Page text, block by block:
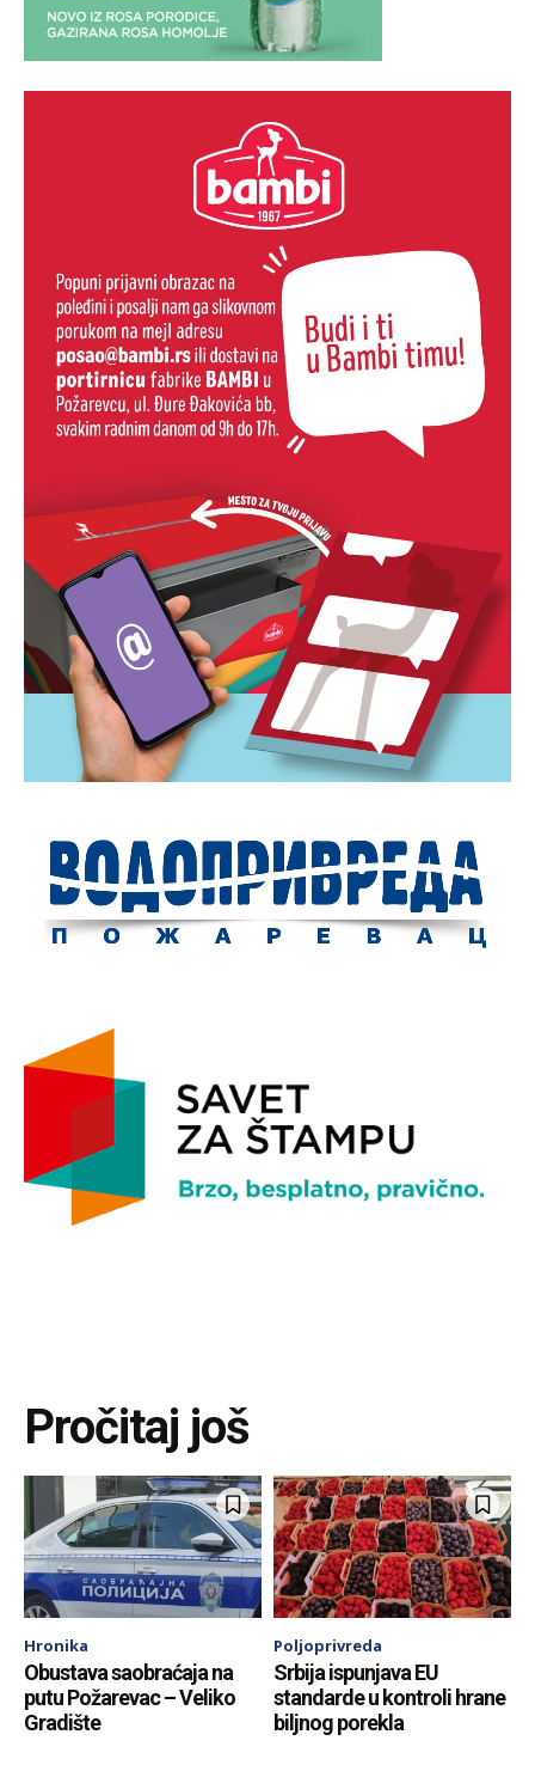
Pročitaj još
Hronika
Obustava saobraćaja na
putu Požarevac – Veliko
Gradište
Poljoprivreda
Srbija ispunjava EU
standarde u kontroli hrane
biljnog porekla